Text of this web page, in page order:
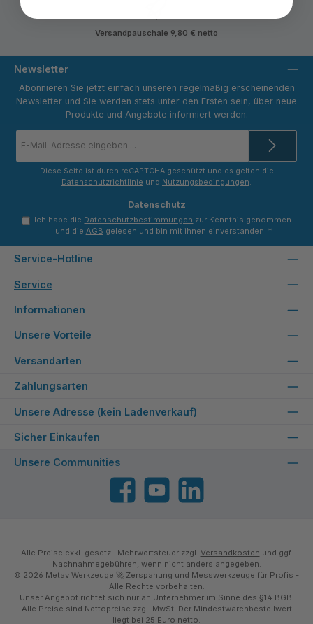
Versandpauschale 9,80 € netto
Newsletter
Abonnieren Sie jetzt einfach unseren regelmäßig erscheinenden
Newsletter und Sie werden stets unter den Ersten sein, über neue
Produkte und Angebote informiert werden.
Mail-
*
Diese Seite ist durch reCAPTCHA geschützt und es gelten die
Datenschutzrichtlinie und Nutzungsbedingungen.
Datenschutz
Ich habe die Datenschutzbestimmungen zur Kenntnis genommen
und die AGB gelesen und bin mit ihnen einverstanden. *
Service-Hotline
Service
Informationen
Unsere Vorteile
Versandarten
Zahlungsarten
Unsere Adresse (kein Ladenverkauf)
Sicher Einkaufen
Unsere Communities
FacebookYouTube
Alle Preise exkl. gesetzl. Mehrwertsteuer zzgl. Versandkosten und ggf.
Nachnahmegebühren, wenn nicht anders angegeben.
© 2026 Metav Werkzeuge 🚀 Zerspanung und Messwerkzeuge für Profis -
Alle Rechte vorbehalten.
Unser Angebot richtet sich nur an Unternehmer im Sinne des §14 BGB.
Alle Preise sind Nettopreise zzgl. MwSt. Der Mindestwarenbestellwert
liegt bei 25 Euro netto.